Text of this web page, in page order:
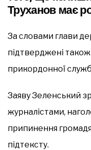
Труханов має
За словами глави
підтверджені
прикордонної
Заяву Зеленський
журналістами,
припинення
підтексту.